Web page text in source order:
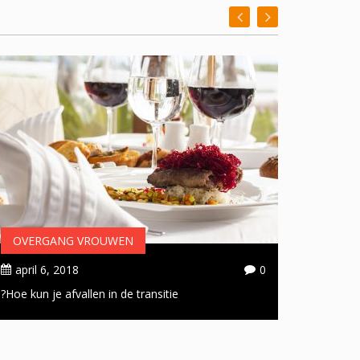
OVERGANG VROUWEN
april 6, 2018
0
Hoe kun je afvallen in de transitie?